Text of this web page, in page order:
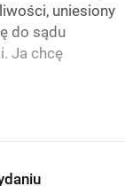
uniesiony
do sądu
Ja chcę